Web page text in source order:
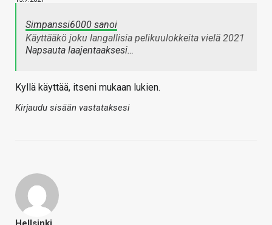
Simpanssi6000 sanoi
Käyttääkö joku langallisia pelikuulokkeita vielä 2021
Napsauta laajentaaksesi…
Kyllä käyttää, itseni mukaan lukien.
Kirjaudu sisään vastataksesi